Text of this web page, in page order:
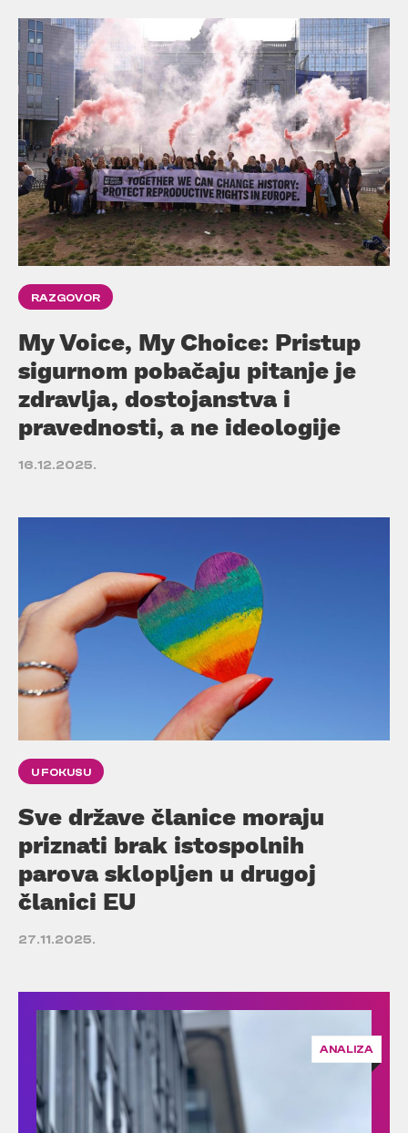
RAZGOVOR
My Voice, My Choice: Pristup
sigurnom pobačaju pitanje je
zdravlja, dostojanstva i
pravednosti, a ne ideologije
16.12.2025.
U FOKUSU
Sve države članice moraju
priznati brak istospolnih
parova sklopljen u drugoj
članici EU
27.11.2025.
ANALIZA